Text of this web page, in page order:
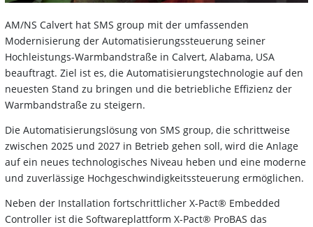
AM/NS Calvert hat SMS group mit der umfassenden
Modernisierung der Automatisierungssteuerung seiner
Hochleistungs-Warmbandstraße in Calvert, Alabama, USA
beauftragt. Ziel ist es, die Automatisierungstechnologie auf den
neuesten Stand zu bringen und die betriebliche Effizienz der
Warmbandstraße zu steigern.
Die Automatisierungslösung von SMS group, die schrittweise
zwischen 2025 und 2027 in Betrieb gehen soll, wird die Anlage
auf ein neues technologisches Niveau heben und eine moderne
und zuverlässige Hochgeschwindigkeitssteuerung ermöglichen.
Neben der Installation fortschrittlicher X-Pact® Embedded
Controller ist die Softwareplattform X-Pact® ProBAS das